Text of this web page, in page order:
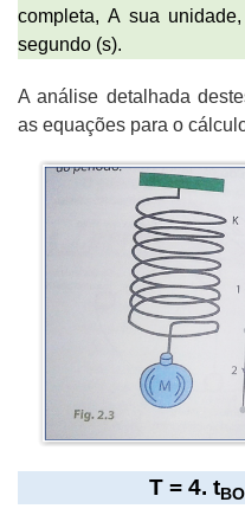
completa, A sua
segundo (s).
A análise detalhada
as equações para o
T = 4. tBO